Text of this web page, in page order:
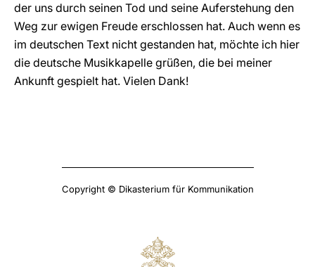
der uns durch seinen Tod und seine Auferstehung den
Weg zur ewigen Freude erschlossen hat. Auch wenn es
im deutschen Text nicht gestanden hat, möchte ich hier
die deutsche Musikkapelle grüßen, die bei meiner
Ankunft gespielt hat. Vielen Dank!
Copyright © Dikasterium für Kommunikation